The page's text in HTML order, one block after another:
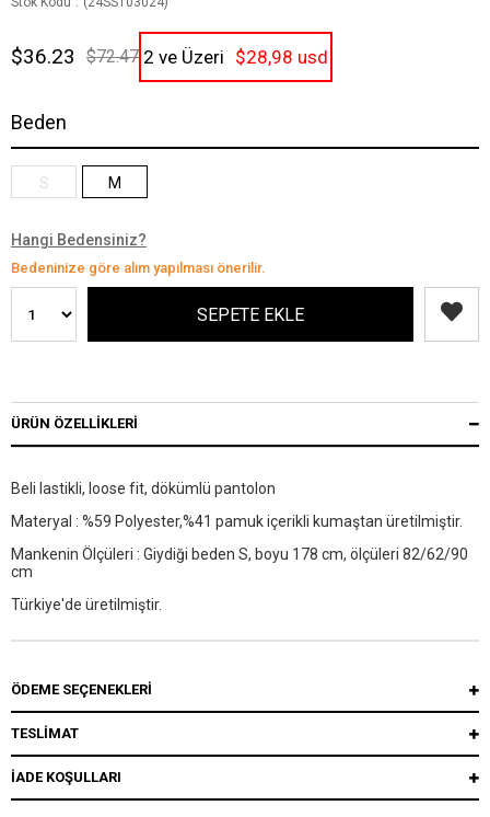
$72.47
$36.23 2 ve Üzeri $28,98 usd
Beden
S M
Hangi Bedensiniz?
Bedeninize göre alım yapılması önerilir.
ÜRÜN ÖZELLIKLERI
Beli lastikli, loose fit, dökümlü pantolon
Materyal : %59 Polyester,%41 pamuk içerikli kumaştan üretilmiştir.
Mankenin Ölçüleri : Giydiği beden S, boyu 178 cm, ölçüleri 82/62/90
cm
Türkiye'de üretilmiştir.
ÖDEME SEÇENEKLERI
TESLİMAT
İADE KOŞULLARI